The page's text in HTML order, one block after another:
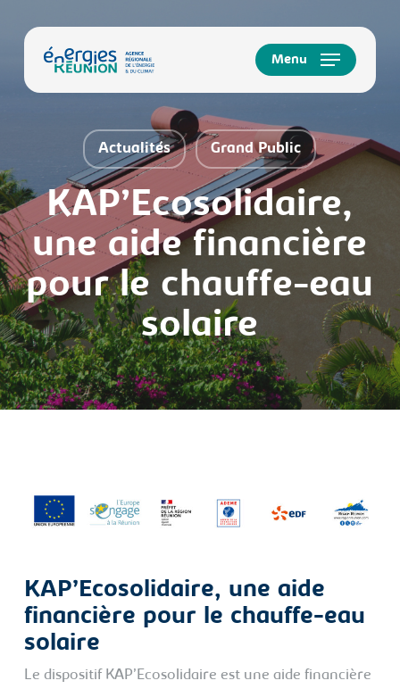
content
Menu
Actualités Grand Public
KAP’Ecosolidaire,
une aide financière
pour le chauffe-eau
solaire
KAP’Ecosolidaire, une aide
financière pour le chauffe-eau
solaire
Le dispositif KAP’Ecosolidaire est une aide financière